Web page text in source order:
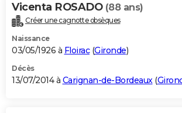
Vicenta ROSADO (88 ans)
Créer une cagnotte obsèques
Naissance
03/05/1926 à Floirac(Gironde)
Décès
13/07/2014 à Carignan-de-Bordeaux(